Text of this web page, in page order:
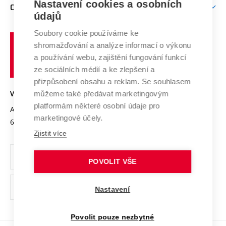
E-přihláška
Doktorské studium
Podpora podnikání
Mezinárodní vědecká rada
Systém zajišťování kvality výzkumu
Výzkumné infrastruktury
Transfer znalostí
Open Science
Projekty
Projekty ze strukturálních fondů
Specifický výzkum
Zahraniční spolupráce
Spolupráce se školami
Služby univerzity
Mezinárodní dohody
Univerzitní sítě
O UNIVERZITĚ
Profil univerzity
Udržitelná univerzita
Podnikavá univerzita / ContriBUTe
Bezpečná univerzita
Vyznamenání
Organizační struktura
Ochrana osobních údajů
odkaz)
učení
technické
VYSOKÉ UČENÍ TECHNICKÉ V BRNĚ
Antonínská 548/1
602 00 Brno
www.vut.cz
vut@vutbr.cz
Nastavení cookies a osobních
údajů
Soubory cookie používáme ke
shromažďování a analýze informací o výkonu
a používání webu, zajištění fungování funkcí
ze sociálních médií a ke zlepšení a
přizpůsobení obsahu a reklam. Se souhlasem
můžeme také předávat marketingovým
platformám některé osobní údaje pro
marketingové účely.
Zjistit více
POVOLIT VŠE
Nastavení
Povolit pouze nezbytné